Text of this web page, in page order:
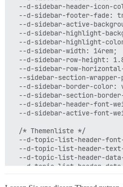
--primary-200: var(--
--primary-300: var(--
--primary-400: var(--
--primary-500: var(--
--primary-600: var(--
--primary-700: var(--
--primary-800: var(--color-
--primary-900: var(--
--primary: var(--color-6);
--secondary: var(--color-
--secondary-rgb: var(--
--tertiary: var(--accent-
--tertiary-hover: var(--
--tertiary-medium: var(--
--tertiary-med-or-
--tertiary-med-or-
--tertiary-very-low:
--tertiary-low: var(--
--tertiary-25: var(--
--d-sidebar-header-icon-
--d-sidebar-footer-fade:
--d-sidebar-active-
--d-sidebar-highlight-
--d-sidebar-highlight-
  --d-sidebar-width: 14rem;
--d-sidebar-row-height:
--d-sidebar-row-
--sidebar-section-
--d-sidebar-border-color:
--d-sidebar-section-
--d-sidebar-header-font-
--d-sidebar-active-font-
  /* Themenliste */
--d-topic-list-header-
--d-topic-list-header-
--d-topic-list-header-
--d-topic-list-header-
--title-color: var(--